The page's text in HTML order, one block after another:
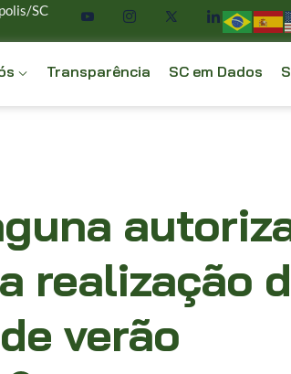
SC
Transparência SC em Dados
realização
verão